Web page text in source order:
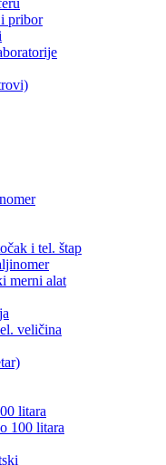
pribor
i tel. štap
merni alat
veličina
litara
100 litara